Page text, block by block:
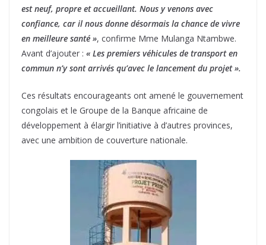
est neuf, propre et accueillant. Nous y venons avec
confiance, car il nous donne désormais la chance de vivre
en meilleure santé », confirme Mme Mulanga Ntambwe.
Avant d’ajouter : « Les premiers véhicules de transport en
commun n’y sont arrivés qu’avec le lancement du projet ».
Ces résultats encourageants ont amené le gouvernement
congolais et le Groupe de la Banque africaine de
développement à élargir l’initiative à d’autres provinces,
avec une ambition de couverture nationale.